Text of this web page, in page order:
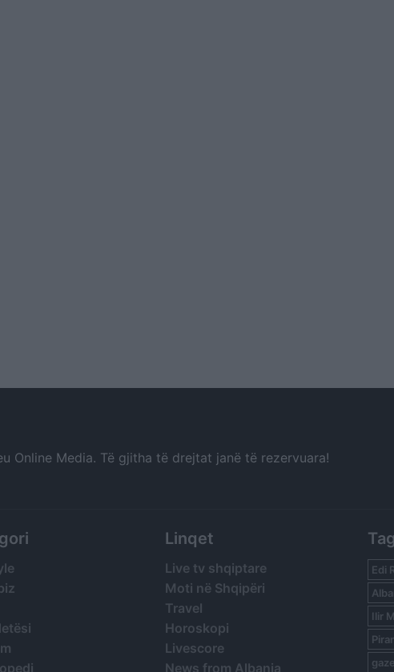
Online Media. Të gjitha të drejtat janë të rezervuara!
Linqet
Live tv shqiptare
Moti në Shqipëri
Travel
Horoskopi
Livescore
News from Albania
Edi
Ilir